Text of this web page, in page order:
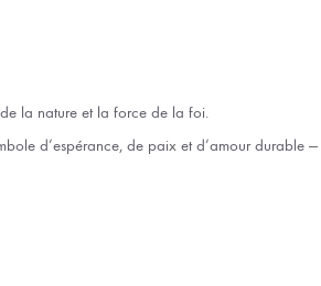
la nature et la force de la foi.
d’espérance, de paix et d’amour durable